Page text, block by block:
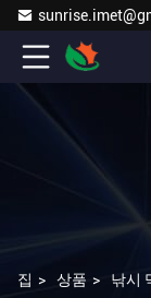
집 > 상품 > 낚시